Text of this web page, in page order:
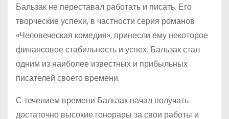
Бальзак не переставал работать и писать. Его
творческие успехи, в частности серия романов
«Человеческая комедия», принесли ему некоторое
финансовое стабильность и успех. Бальзак стал
одним из наиболее известных и прибыльных
писателей своего времени.
С течением времени Бальзак начал получать
достаточно высокие гонорары за свои работы и